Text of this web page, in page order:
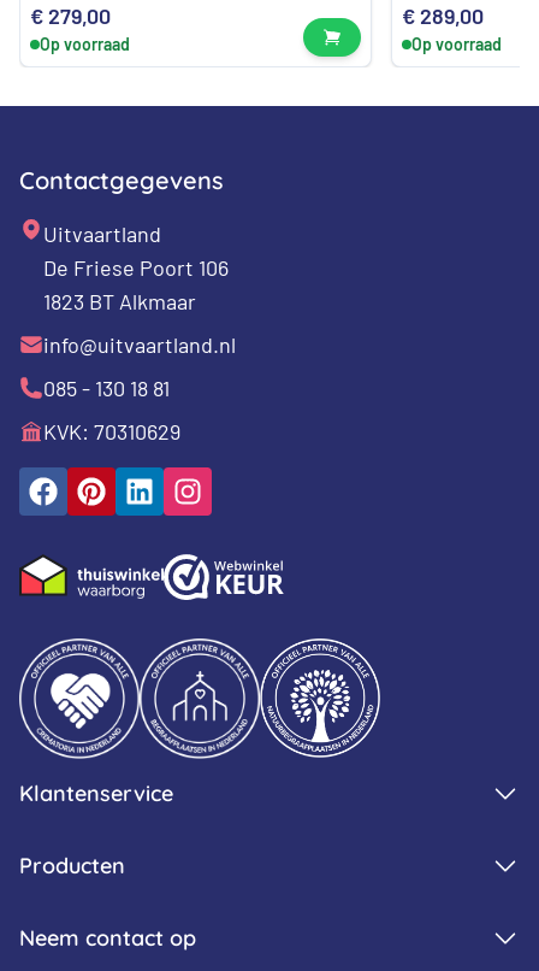
€279,00
Op voorraad Bekijk product
€289,00
Op voorraad
Contactgegevens
Uitvaartland
De Friese Poort 106
1823 BT Alkmaar
info@uitvaartland.nl
085 - 130 18 81
KVK: 70310629
Klantenservice
Producten
Neem contact op